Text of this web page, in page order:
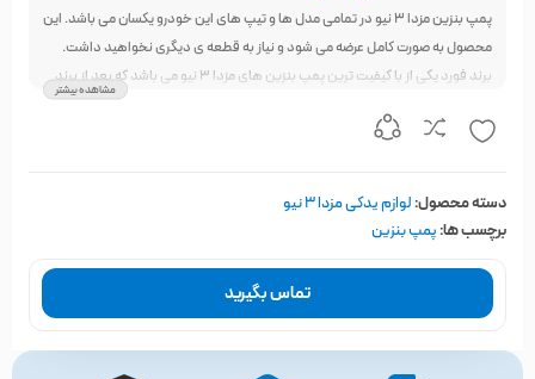
پمپ بنزین مزدا 3 نیو در تمامی مدل ها و تیپ های این خودرو یکسان می باشد. این
محصول به صورت کامل عرضه می شود و نیاز به قطعه ی دیگری نخواهید داشت.
برند فورد یکی از با کیفیت ترین پمپ بنزین های مزدا 3 نیو می باشد که بعد از برند
مشاهده بیشتر
دسته محصول:لوازم یدکی مزدا ۳ نیو
برچسب ها:پمپ بنزین
تماس بگیرید